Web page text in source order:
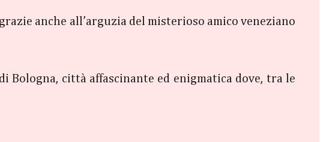
anche all’arguzia del misterioso amico veneziano
Bologna, città affascinante ed enigmatica dove, tra le